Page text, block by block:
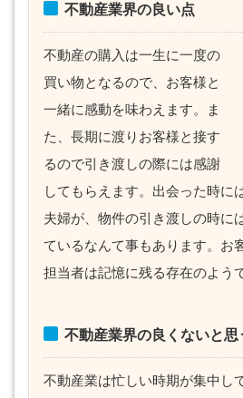
不動産業界の良い点
不動産の購入は一生に一度の
買い物となるので、お客様と
一緒に感動を味わえます。ま
た、長期に渡りお客様と接す
るので引き渡しの際には感謝
してもらえます。出会った時に
夫婦が、物件の引き渡しの時に
ているなんて事もあります。お
担当者は記憶に残る存在のよう
不動産業界の良くないと思
不動産業は忙しい時期が集中し